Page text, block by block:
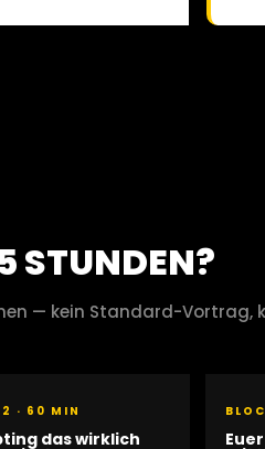
STUNDEN?
— kein Standard-Vortrag,
· 60 MIN
das wirklich